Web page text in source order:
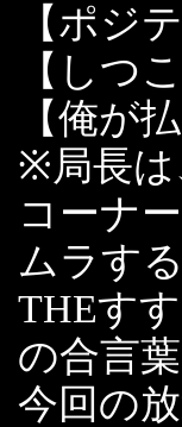
【ポジ
【しつ
【俺が
※局長は
コーナ
ムラする
THEす
の合言
今回の